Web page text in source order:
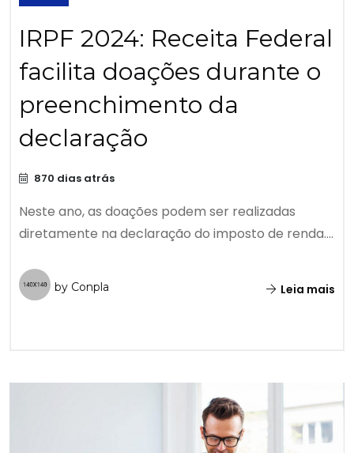
IRPF 2024: Receita Federal
facilita doações durante o
preenchimento da
declaração
870 dias atrás
Neste ano, as doações podem ser realizadas
diretamente na declaração do imposto de renda....
by Conpla Leia mais